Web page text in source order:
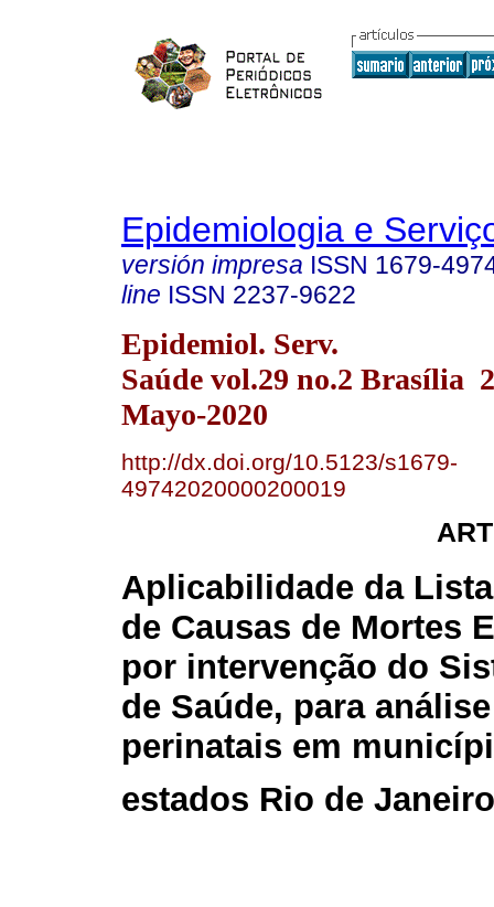
Epidemiologia e
versión impresa ISSN 1679-
line ISSN 2237-9622
Epidemiol. Serv.
Saúde vol.29 no.2 Brasília
Mayo-2020
http://dx.doi.org/10.5123/s1679-
49742020000200019
Aplicabilidade da
de Causas de Mortes
por intervenção do
de Saúde, para
perinatais em
estados Rio de